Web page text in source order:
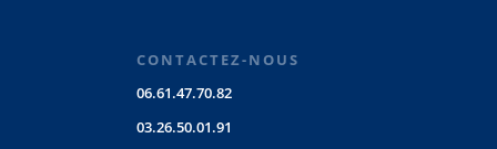
CONTACTEZ-NOUS
06.61.47.70.82
03.26.50.01.91